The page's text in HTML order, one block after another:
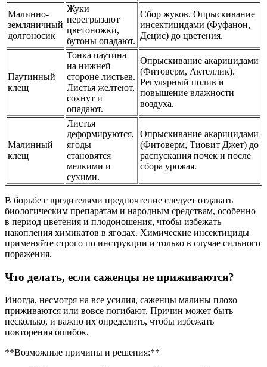
Малинно-
земляничный
долгоносик
Жуки
перегрызают
цветоножки,
бутоны опадают.
Сбор жуков. Опрыскивание
инсектицидами (Фуфанон,
Децис) до цветения.
Паутинный
клещ
Тонка паутина
на нижней
стороне листьев.
Листья желтеют,
сохнут и
опадают.
Опрыскивание акарицидами
(Фитоверм, Актеллик).
Регулярный полив и
повышение влажности
воздуха.
Малинный
клещ
Листья
деформируются,
ягоды
становятся
мелкими и
сухими.
Опрыскивание акарицидами
(Фитоверм, Тиовит Джет) до
распускания почек и после
сбора урожая.
В борьбе с вредителями предпочтение следует отдавать
биологическим препаратам и народным средствам, особенно
в период цветения и плодоношения, чтобы избежать
накопления химикатов в ягодах. Химические инсектициды
применяйте строго по инструкции и только в случае сильного
поражения.
Что делать, если саженцы не приживаются?
Иногда, несмотря на все усилия, саженцы малины плохо
приживаются или вовсе погибают. Причин может быть
несколько, и важно их определить, чтобы избежать
повторения ошибок.
**Возможные причины и решения:**